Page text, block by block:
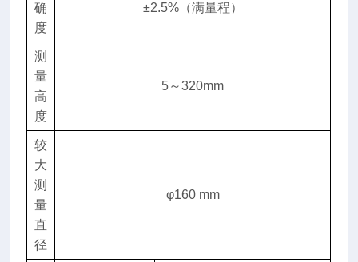
确
度
±2.5%（满量程）
测
量
高
度
5～320mm
较
大
测
量
直
径
φ160 mm